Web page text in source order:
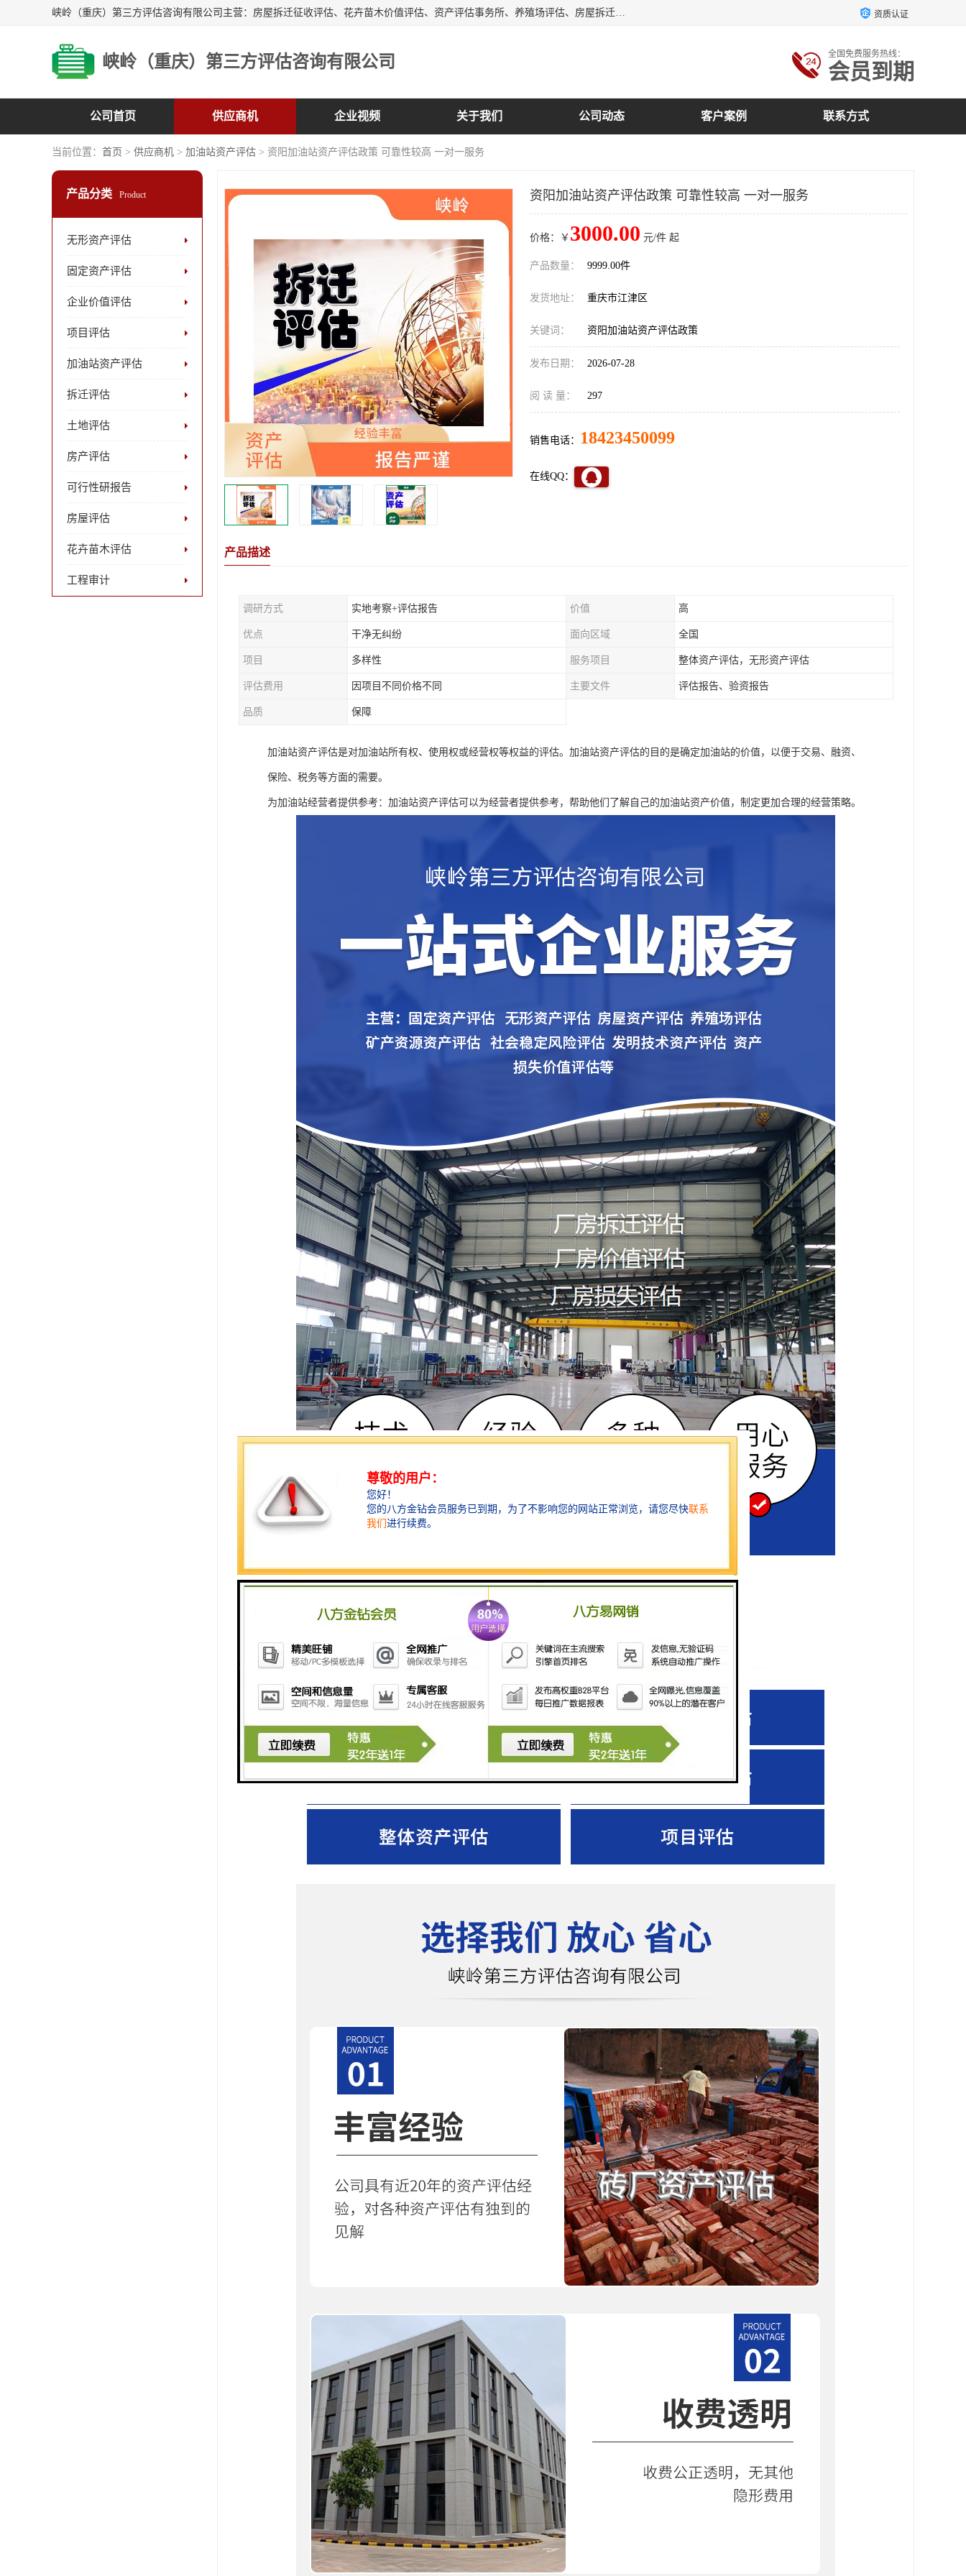
峡岭（重庆）第三方评估咨询有限公司主营：房屋拆迁征收评估、花卉苗木价值评估、资产评估事务所、养殖场评估、房屋拆迁服务公司等，形成了综合一体化的资产评估、财务审计和资产优化处置服务，是在全国同行业中资质全、业务服务范围广、具有影响力的综合服务机构。 资质认证
峡岭（重庆）第三方评估咨询有限公司 全国免费服务热线：
会员到期
公司首页 供应商机 企业视频 关于我们 公司动态 客户案例 联系方式
当前位置： 首页 > 供应商机 > 加油站资产评估 > 资阳加油站资产评估政策 可靠性较高 一对一服务
产品分类 Product
无形资产评估
固定资产评估
企业价值评估
项目评估
加油站资产评估
拆迁评估
土地评估
房产评估
可行性研报告
房屋评估
花卉苗木评估
工程审计
资阳加油站资产评估政策 可靠性较高 一对一服务
价格：￥ 3000.00 元/件 起
产品数量： 9999.00件
发货地址： 重庆市江津区
关键词： 资阳加油站资产评估政策
发布日期： 2026-07-28
阅 读 量： 297
销售电话： 18423450099
在线QQ：
产品描述
调研方式 实地考察+评估报告 价值 高
优点 干净无纠纷 面向区域 全国
项目 多样性 服务项目 整体资产评估，无形资产评估
评估费用 因项目不同价格不同 主要文件 评估报告、验资报告
品质 保障
加油站资产评估是对加油站所有权、使用权或经营权等权益的评估。加油站资产评估的目的是确定加油站的价值，以便于交易、融资、
保险、税务等方面的需要。
为加油站经营者提供参考：加油站资产评估可以为经营者提供参考，帮助他们了解自己的加油站资产价值，制定更加合理的经营策略。